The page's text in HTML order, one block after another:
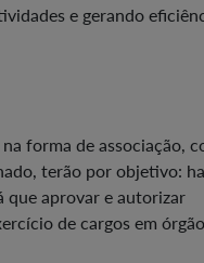
e gerando
forma de associação,
terão por objetivo:
que aprovar e autorizar
de cargos em